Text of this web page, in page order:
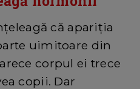
că apariția
uimitoare din
corpul ei trece
copii. Dar